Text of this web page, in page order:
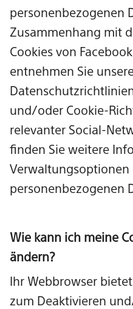
personenbezogenen
Zusammenhang mit
Cookies von
entnehmen Sie
und/oder Cookie-
relevanter Social-
finden Sie weitere
Verwaltungsoptionen
personenbezogenen
Wie kann ich meine
ändern?
Ihr Webbrowser
zum Deaktivieren